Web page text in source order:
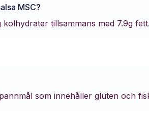
MSC?
kolhydrater tillsammans med 7.9g
som innehåller gluten och